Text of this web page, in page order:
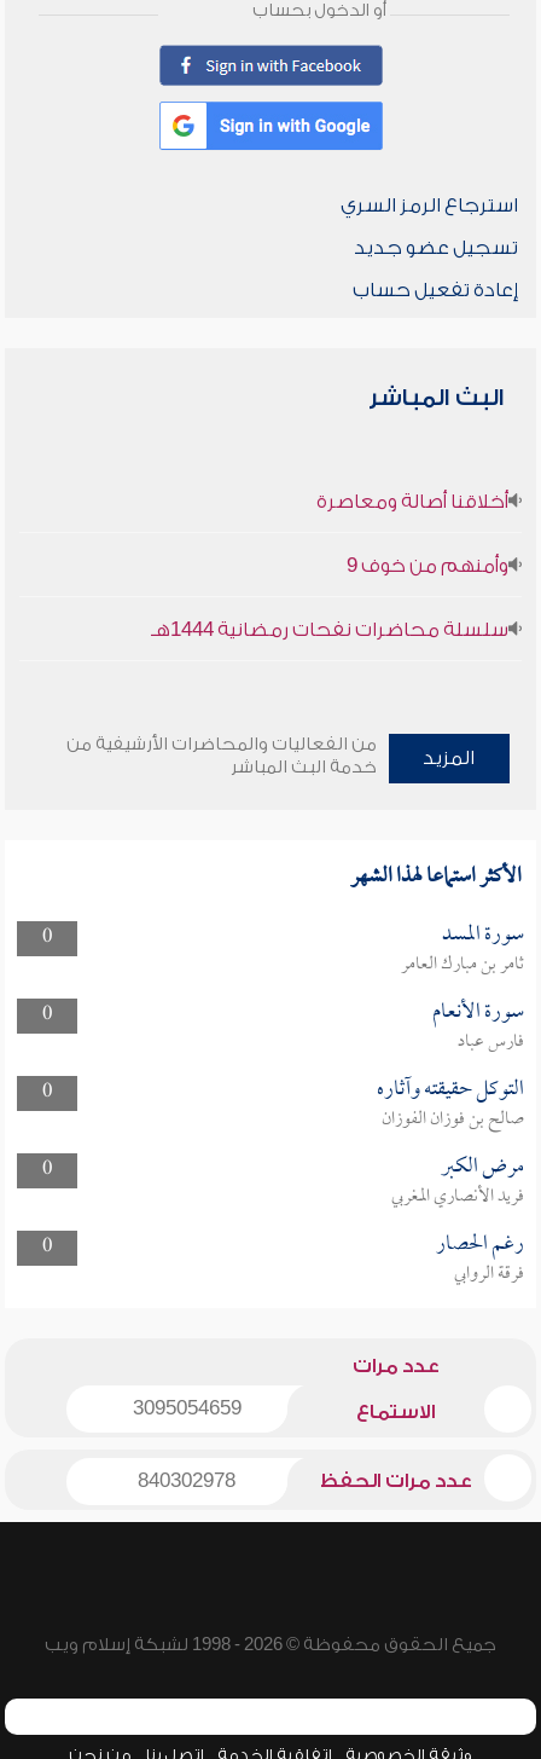
أو الدخول بحساب
استرجاع الرمز السري
تسجيل عضو جديد
إعادة تفعيل حساب
البث المباشر
أخلاقنا أصالة ومعاصرة
وأمنهم من خوف 9
سلسلة محاضرات نفحات رمضانية 1444هـ
المزيد
من الفعاليات والمحاضرات الأرشيفية من
خدمة البث المباشر
الأكثر استماعا لهذا الشهر
0 سورة المسد
ثامر بن مبارك العامر
0
سورة الأنعام
فارس عباد
0
التوكل حقيقته وآثاره
صالح بن فوزان الفوزان
0
مرض الكبر
فريد الأنصاري المغربي
0
رغم الحصار
فرقة الروابي
عدد مرات
الاستماع 3095054659
عدد مرات الحفظ 840302978
جميع الحقوق محفوظة © 2026 - 1998 لشبكة إسلام ويب
وثيقة الخصوصية اتفاقية الخدمة اتصل بنا من نحن